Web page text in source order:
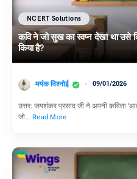
NCERT Solutions
कवि ने जो सुख का स्वप्न देखा था उसे
किया है?
मयंक विश्नोई 09/01/2026
उत्तर: जयशंकर प्रसाद जी ने अपनी कविता
जो… Read More